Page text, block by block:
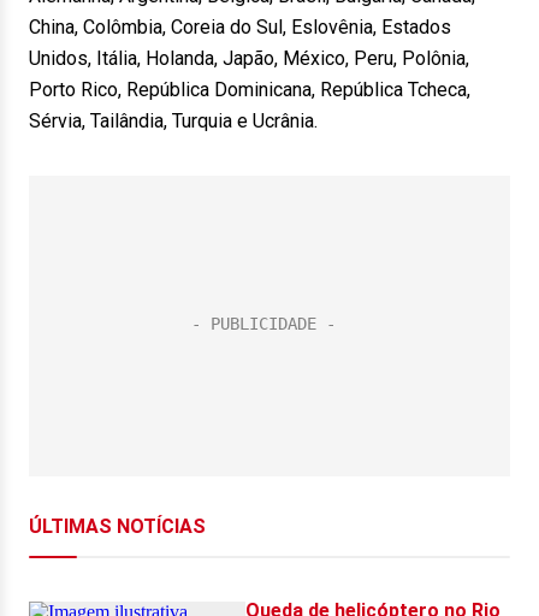
China, Colômbia, Coreia do Sul, Eslovênia, Estados
Unidos, Itália, Holanda, Japão, México, Peru, Polônia,
Porto Rico, República Dominicana, República Tcheca,
Sérvia, Tailândia, Turquia e Ucrânia.